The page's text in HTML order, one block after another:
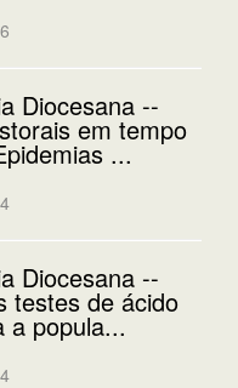
Diocesana --
em tempo
...
Diocesana --
testes de ácido
a popula...